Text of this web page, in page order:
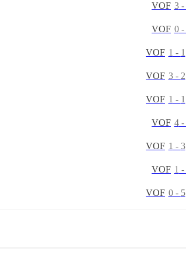
VOF 3-
VOF 0-
VOF 1 - 1
VOF 3- 2
VOF 1 - 1
VOF 4-
VOF 1 - 3
VOF 1 -
VOF 0- 5